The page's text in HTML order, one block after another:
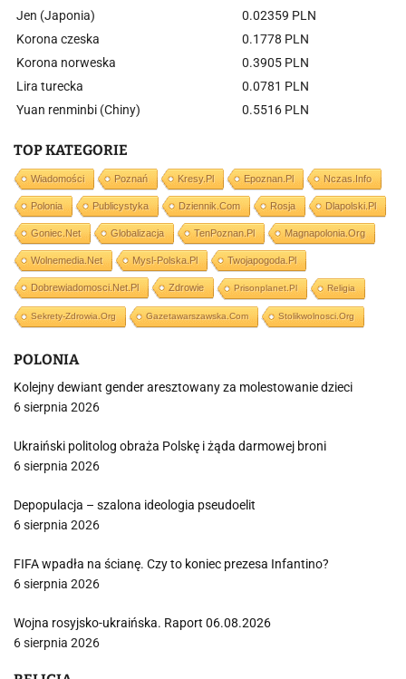
Jen (Japonia)
0.02359 PLN
Korona czeska
0.1778 PLN
Korona norweska
0.3905 PLN
Lira turecka
0.0781 PLN
Yuan renminbi (Chiny)
0.5516 PLN
TOP KATEGORIE
Wiadomości Poznań Kresy.pl Epoznan.pl Nczas.info
Polonia Publicystyka Dziennik.com Rosja Dlapolski.pl
Goniec.net Globalizacja TenPoznan.pl Magnapolonia.org
Wolnemedia.net Mysl-Polska.pl Twojapogoda.pl
Dobrewiadomosci.net.pl Zdrowie Prisonplanet.pl Religia
Sekrety-Zdrowia.org Gazetawarszawska.com Stolikwolnosci.org
POLONIA
Kolejny dewiant gender aresztowany za molestowanie dzieci
6 sierpnia 2026
Ukraiński politolog obraża Polskę i żąda darmowej broni
6 sierpnia 2026
Depopulacja – szalona ideologia pseudoelit
6 sierpnia 2026
FIFA wpadła na ścianę. Czy to koniec prezesa Infantino?
6 sierpnia 2026
Wojna rosyjsko-ukraińska. Raport 06.08.2026
6 sierpnia 2026